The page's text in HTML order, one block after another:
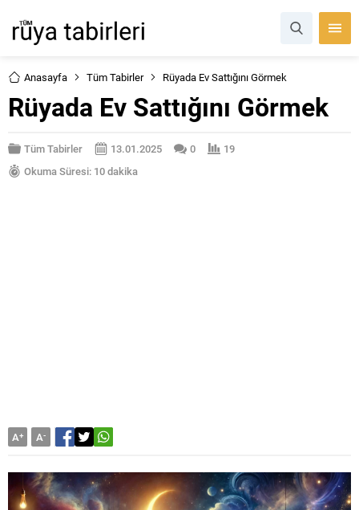
Anasayfa Tüm Tabirler Rüyada Ev Sattığını Görmek
Rüyada Ev Sattığını Görmek
Tüm Tabirler 13.01.2025 0
19
Okuma Süresi: 10 dakika
A+ A-